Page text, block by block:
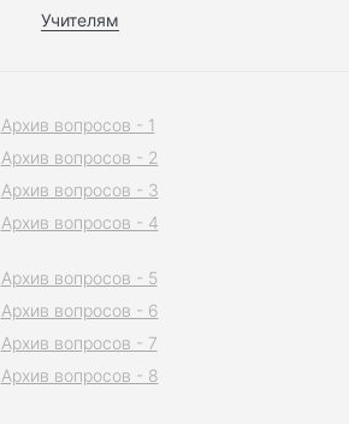
Учителям
Архив вопросов - 1
Архив вопросов - 2
Архив вопросов - 3
Архив вопросов - 4
Архив вопросов - 5
Архив вопросов - 6
Архив вопросов - 7
Архив вопросов - 8